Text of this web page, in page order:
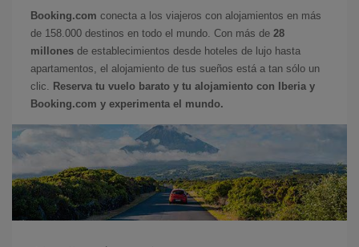
Booking.com conecta a los viajeros con alojamientos en más
de 158.000 destinos en todo el mundo. Con más de 28
millones de establecimientos desde hoteles de lujo hasta
apartamentos, el alojamiento de tus sueños está a tan sólo un
clic.
Reserva tu vuelo barato y tu alojamiento con Iberia y
Booking.com y experimenta el mundo.